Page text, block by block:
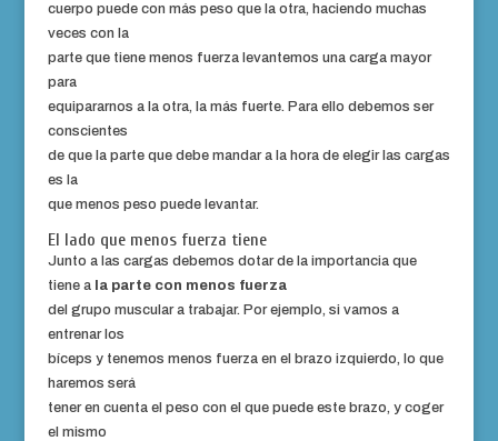
cuerpo puede con más peso que la otra, haciendo muchas
veces con la
parte que tiene menos fuerza levantemos una carga mayor
para
equipararnos a la otra, la más fuerte. Para ello debemos ser
conscientes
de que la parte que debe mandar a la hora de elegir las cargas
es la
que menos peso puede levantar.
El lado que menos fuerza tiene
Junto a las cargas debemos dotar de la importancia que
tiene a la parte con menos fuerza
del grupo muscular a trabajar. Por ejemplo, si vamos a
entrenar los
bíceps y tenemos menos fuerza en el brazo izquierdo, lo que
haremos será
tener en cuenta el peso con el que puede este brazo, y coger
el mismo